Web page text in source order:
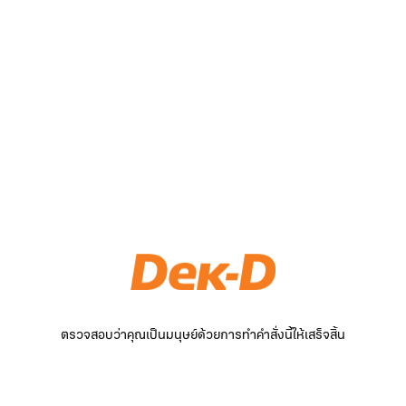
ตรวจสอบว่าคุณเป็นมนุษย์ด้วยการทำคำสั่งนี้ให้เสร็จสิ้น